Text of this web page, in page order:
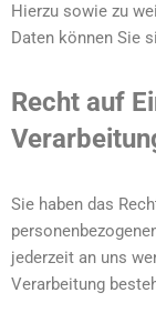
Hierzu sowie zu
Daten können Sie
Recht auf
Sie haben das
jederzeit an uns
Verarbeitung